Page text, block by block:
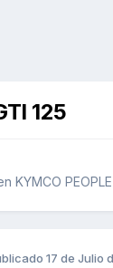
125
KYMCO
17 de Julio